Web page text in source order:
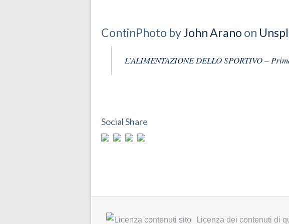
ContinPhoto byJohn Arano on
L’ALIMENTAZIONE DELLO SPORTIVO –
Social Share
Licenza dei contenuti di